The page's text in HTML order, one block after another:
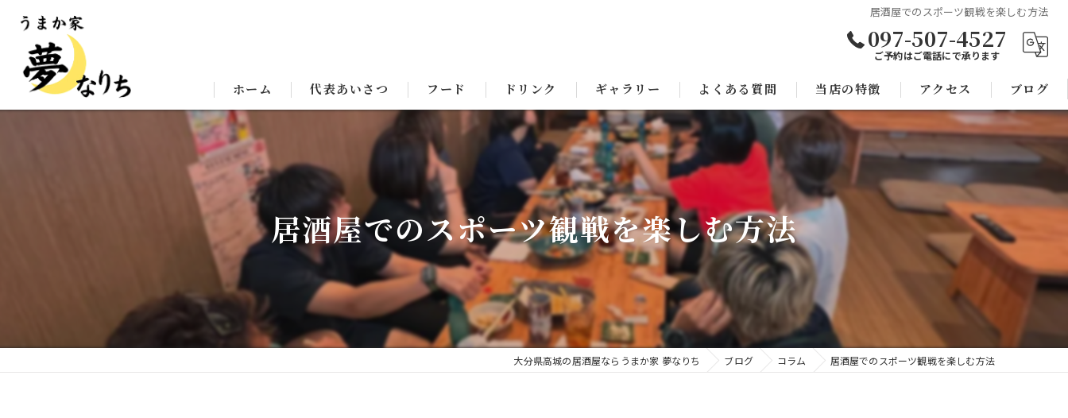
居酒屋でのスポーツ観戦を楽しむ方法
097-507-4527
ご予約はご電話にで承ります
ホーム 代表あいさつ フード ドリンク ギャラリー よくある質問 当店の特徴
焼き鳥
宴会
子連れ
スポーツ観戦
モツ鍋
アクセス ブログ
コラム
居酒屋でのスポーツ観戦を楽しむ方法
大分県高城の居酒屋ならうまか家 夢なりち ブログ コラム 居酒屋でのスポーツ観戦を楽しむ方法